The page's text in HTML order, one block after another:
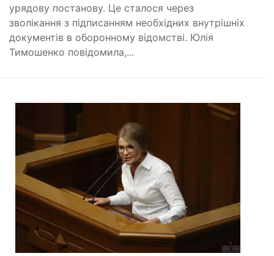
урядову постанову. Це сталося через
зволікання з підписанням необхідних внутрішніх
документів в оборонному відомстві. Юлія
Тимошенко повідомила,...